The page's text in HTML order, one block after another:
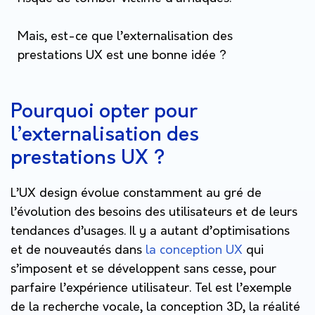
Mais, est-ce que l’externalisation des
prestations UX est une bonne idée ?
Pourquoi opter pour
l’externalisation des
prestations UX ?
L’UX design évolue constamment au gré de
l’évolution des besoins des utilisateurs et de leurs
tendances d’usages. Il y a autant d’optimisations
et de nouveautés dans la conception UX qui
s’imposent et se développent sans cesse, pour
parfaire l’expérience utilisateur. Tel est l’exemple
de la recherche vocale, la conception 3D, la réalité